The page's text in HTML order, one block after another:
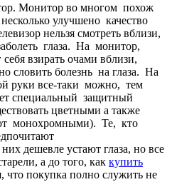
Монитор во многом похож
улучшено качество
нельзя смотреть вблизи,
глаза. На монитор,
взирать очами вблизи,
словить болезнь на глаза. На
руки все-таки можно, тем
специальный защитный
цветными а также
монохромными). Те, кто
дешевле устают глаза, но все
а до того, как купить
что покупка полно служить не